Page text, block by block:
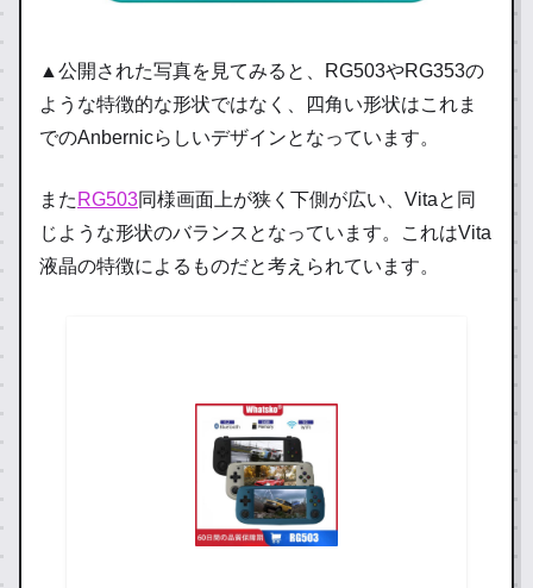
▲公開された写真を見てみると、RG503やRG353の
ような特徴的な形状ではなく、四角い形状はこれま
でのAnbernicらしいデザインとなっています。
また RG503同様画面上が狭く下側が広い、Vitaと同
じような形状のバランスとなっています。これはVita
液晶の特徴によるものだと考えられています。